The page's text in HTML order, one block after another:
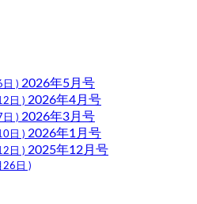
) 2026年5月号
日 ) 2026年4月号
) 2026年3月号
日 ) 2026年1月号
日 ) 2025年12月号
26日 )